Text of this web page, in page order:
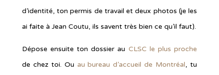
d’identité, ton permis de travail et deux photos (je les
ai faite à Jean Coutu, ils savent très bien ce qu’il faut).
Dépose ensuite ton dossier au CLSC le plus proche
de chez toi. Ou au bureau d’accueil de Montréal, tu